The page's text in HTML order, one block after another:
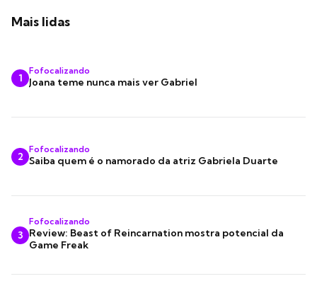
Mais lidas
1
Fofocalizando
Joana teme nunca mais ver Gabriel
2
Fofocalizando
Saiba quem é o namorado da atriz Gabriela Duarte
3
Fofocalizando
Review: Beast of Reincarnation mostra potencial da
Game Freak